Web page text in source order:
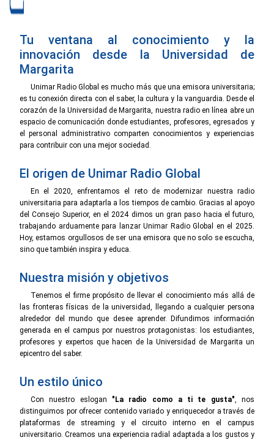
Tu ventana al conocimiento y la
innovación desde la Universidad de
Margarita
Unimar Radio Global es mucho más que una emisora universitaria;
es tu conexión directa con el saber, la cultura y la vanguardia. Desde el
corazón de la Universidad de Margarita, nuestra radio en línea abre un
espacio de comunicación donde estudiantes, profesores, egresados y
el personal administrativo comparten conocimientos y experiencias
para contribuir con una mejor sociedad.
El origen de Unimar Radio Global
En el 2020, enfrentamos el reto de modernizar nuestra radio
universitaria para adaptarla a los tiempos de cambio. Gracias al apoyo
del Consejo Superior, en el 2024 dimos un gran paso hacia el futuro,
trabajando arduamente para lanzar Unimar Radio Global en el 2025.
Hoy, estamos orgullosos de ser una emisora que no solo se escucha,
sino que también inspira y educa.
Nuestra misión y objetivos
Tenemos el firme propósito de llevar el conocimiento más allá de
las fronteras físicas de la universidad, llegando a cualquier persona
alrededor del mundo que desee aprender. Difundimos información
generada en el campus por nuestros protagonistas: los estudiantes,
profesores y expertos que hacen de la Universidad de Margarita un
epicentro del saber.
Un estilo único
Con nuestro eslogan "La radio como a ti te gusta", nos
distinguimos por ofrecer contenido variado y enriquecedor a través de
plataformas de streaming y el circuito interno en el campus
universitario. Creamos una experiencia radial adaptada a los gustos y